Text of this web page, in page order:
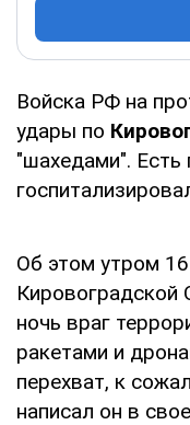
Войска РФ на
удары по
"шахедами". Есть
Об этом утром
Кировоградской
ночь враг
ракетами и
перехват, к
написал он в